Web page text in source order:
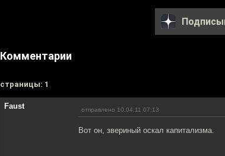
Комментарии
cтраницы: 1
Faust отправлено 10.04.11 07:13
Вот он, звериный оскал капитализма.